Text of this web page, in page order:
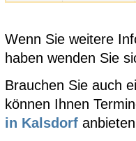
Wenn Sie weitere
haben wenden Sie
Brauchen Sie auch
können Ihnen
in Kalsdorf